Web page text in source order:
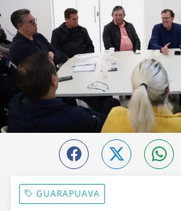
GUARAPUAVA